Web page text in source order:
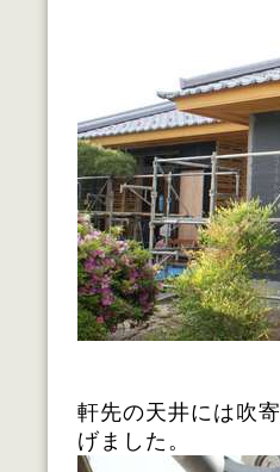
軒先の天井には吹
げました。